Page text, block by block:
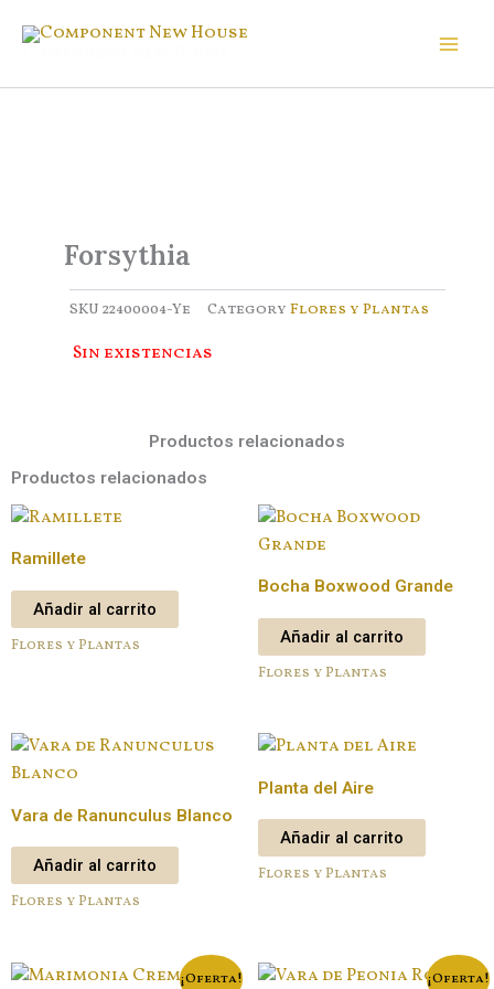
Forsythia
SKU 22400004-Ye Category Flores y Plantas
Sin existencias
Productos relacionados
Productos relacionados
Ramillete
Añadir al carrito
Flores y Plantas
Bocha Boxwood Grande
Añadir al carrito
Flores y Plantas
Vara de Ranunculus Blanco
Añadir al carrito
Flores y Plantas
Planta del Aire
Añadir al carrito
Flores y Plantas
¡Oferta! ¡Oferta!